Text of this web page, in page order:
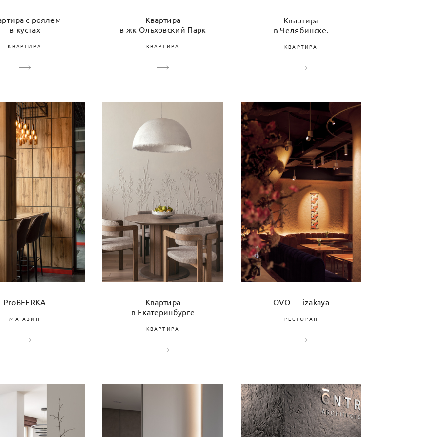
с роялем
в кустах
КВАРТИРА
Квартира
в жк Ольховский Парк
КВАРТИРА
Квартира
в Челябинске.
КВАРТИРА
ProBEERKA
МАГАЗИН
Квартира
в Екатеринбурге
КВАРТИРА
OVO — izakaya
РЕСТОРАН